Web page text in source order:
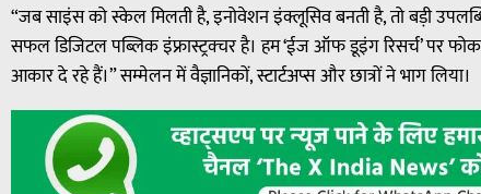
“जब साइंस को स्केल मिलती है, इनोवेशन इंक्लूसिव बनती है, तो बड़ी
सफल डिजिटल पब्लिक इंफ्रास्ट्रक्चर है। हम ‘ईज ऑफ डूइंग रिसर्च’ पर
आकार दे रहे हैं।” सम्मेलन में वैज्ञानिकों, स्टार्टअप्स और छात्रों ने भाग लिया।